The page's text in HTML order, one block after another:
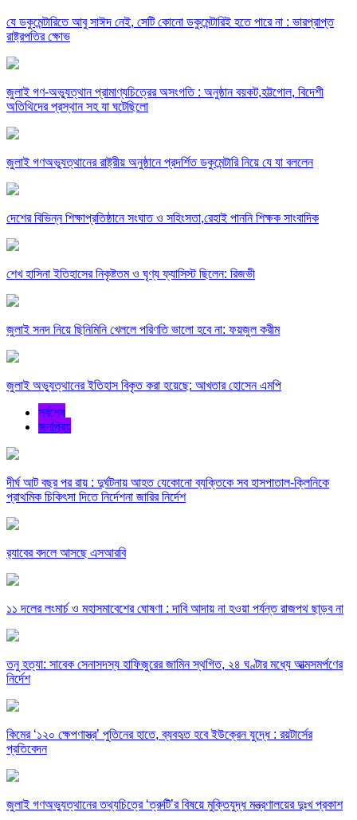
যে ডকুমেন্টারিতে আবু সাঈদ নেই, সেটি কোনো ডকুমেন্টারিই হতে পারে না : ভারপ্রাপ্ত
রাষ্ট্রপতির ক্ষোভ
জুলাই গণ-অভ্যুত্থান প্রামাণ্যচিত্রের অসংগতি : অনুষ্ঠান বয়কট,হট্টগোল, বিদেশী
অতিথিদের প্রস্থান সহ যা ঘটেছিলো
জুলাই গণঅভ্যুত্থানের রাষ্ট্রীয় অনুষ্ঠানে প্রদর্শিত ডকুমেন্টারি নিয়ে যে যা বললেন
দেশের বিভিন্ন শিক্ষাপ্রতিষ্ঠানে সংঘাত ও সহিংসতা,রেহাই পাননি শিক্ষক সাংবাদিক
শেখ হাসিনা ইতিহাসের নিকৃষ্টতম ও ঘৃণ্য ফ্যাসিস্ট ছিলেন: রিজভী
জুলাই সনদ নিয়ে ছিনিমিনি খেললে পরিণতি ভালো হবে না: ফয়জুল করীম
জুলাই অভ্যুত্থানের ইতিহাস বিকৃত করা হয়েছে: আখতার হোসেন এমপি
সর্বশেষ
জনপ্রিয়
দীর্ঘ আট বছর পর রায় : দুর্ঘটনায় আহত যেকোনো ব্যক্তিকে সব হাসপাতাল-ক্লিনিকে
প্রাথমিক চিকিৎসা দিতে নির্দেশনা জারির নির্দেশ
র‍্যাবের বদলে আসছে এসআরবি
১১ দলের লংমার্চ ও মহাসমাবেশের ঘোষণা : দাবি আদায় না হওয়া পর্যন্ত রাজপথ ছাড়ব না
তনু হত্যা: সাবেক সেনাসদস্য হাফিজুরের জামিন স্থগিত, ২৪ ঘণ্টার মধ্যে আত্মসমর্পণের
নির্দেশ
কিমের ‘১২০ ক্ষেপণাস্ত্র’ পুতিনের হাতে, ব্যবহৃত হবে ইউক্রেন যুদ্ধে : রয়টার্সের
প্রতিবেদন
জুলাই গণঅভ্যুত্থানের তথ্যচিত্রে ‘ত্রুটি’র বিষয়ে মুক্তিযুদ্ধ মন্ত্রণালয়ের দুঃখ প্রকাশ